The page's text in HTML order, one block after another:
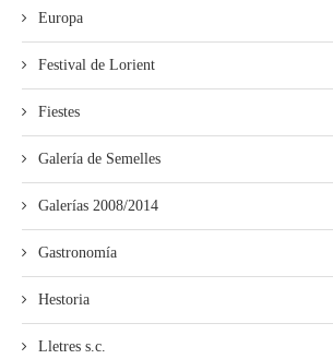
Europa
Festival de Lorient
Fiestes
Galería de Semelles
Galerías 2008/2014
Gastronomía
Hestoria
Lletres s.c.